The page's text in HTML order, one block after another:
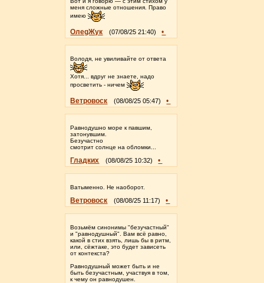
меня сложные отношения. Право
имею
ОлеgЖук (07/08/25 21:40) •
Володя, не увиливайте от ответа
Хотя... вдруг не знаете, надо
просветить - ничем
Ветровоск (08/08/25 05:47) •
Равнодушно море к павшим,
затонувшим.
Безучастно
смотрит солнце на обломки...
Гладких (08/08/25 10:32) •
Ватыменно. Не наоборот.
Ветровоск (08/08/25 11:17) •
Возьмëм синонимы "безучастный"
и "равнодушный". Вам всë равно,
какой в стих взять, лишь бы в ритм,
или, сëжтаке, это будет зависеть
от контекста?
Равнодушный может быть и не
быть безучастным, участвуя в том,
к чему он равнодушен.